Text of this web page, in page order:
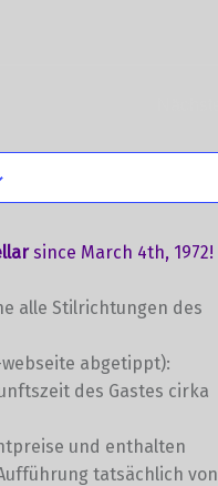
a
t
o
n
since March 4th, 1972!
alle Stilrichtungen des
abgetippt):
des Gastes cirka
und enthalten
tatsächlich von